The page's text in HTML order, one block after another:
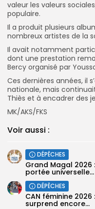
valeur les valeurs
populaire.
Il a produit plusieurs
nombreux artistes de la
Il avait notamment
dont une prestation
Bercy organisé par
Ces dernières années, il
nationale, mais
Thiès et à encadrer des
MK/AKS/FKS
Voir aussi :
DÉPÊCHES
Grand Magal
portée universelle...
DÉPÊCHES
‎CAN féminine
surprend encore...